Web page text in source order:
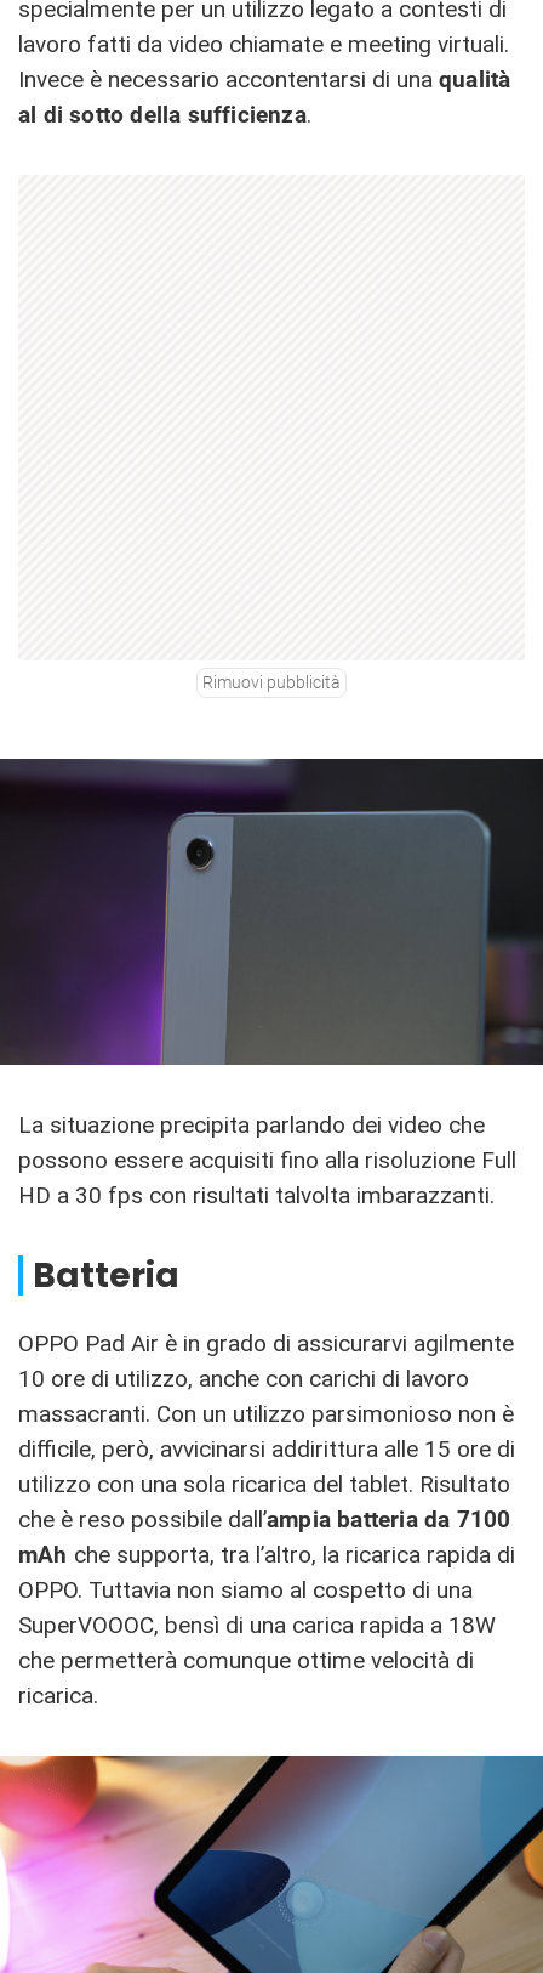
specialmente per un utilizzo legato a contesti di
lavoro fatti da video chiamate e meeting virtuali.
Invece è necessario accontentarsi di una qualità
al di sotto della sufficienza.
Rimuovi pubblicità
La situazione precipita parlando dei video che
possono essere acquisiti fino alla risoluzione Full
HD a 30 fps con risultati talvolta imbarazzanti.
Batteria
OPPO Pad Air è in grado di assicurarvi agilmente
10 ore di utilizzo, anche con carichi di lavoro
massacranti. Con un utilizzo parsimonioso non è
difficile, però, avvicinarsi addirittura alle 15 ore di
utilizzo con una sola ricarica del tablet. Risultato
che è reso possibile dall’ampia batteria da 7100
mAh che supporta, tra l’altro, la ricarica rapida di
OPPO. Tuttavia non siamo al cospetto di una
SuperVOOOC, bensì di una carica rapida a 18W
che permetterà comunque ottime velocità di
ricarica.